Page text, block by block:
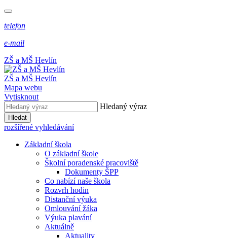
telefon
e-mail
ZŠ a MŠ Hevlín
ZŠ a MŠ Hevlín
Mapa webu
Vytisknout
Hledaný výraz
Hledat
rozšířené vyhledávání
Základní škola
O základní škole
Školní poradenské pracoviště
Dokumenty ŠPP
Co nabízí naše škola
Rozvrh hodin
Distanční výuka
Omlouvání žáka
Výuka plavání
Aktuálně
Aktuality